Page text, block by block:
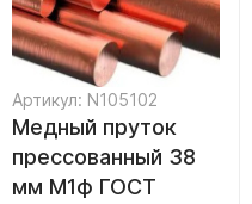
Артикул: N105102
Медный пруток
прессованный 38
мм М1ф ГОСТ